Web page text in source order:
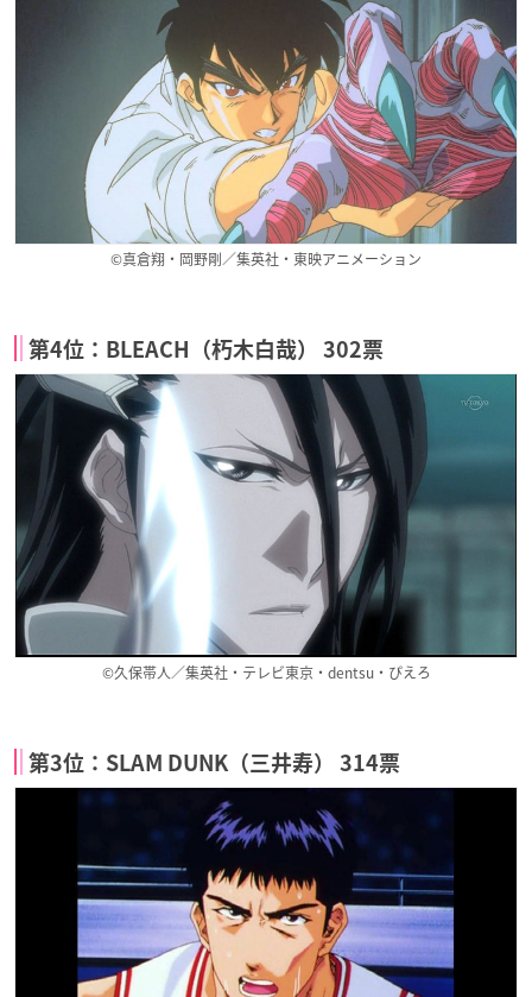
©真倉翔・岡野剛／集英社・東映アニメーション
第4位：BLEACH（朽木白哉） 302票
©久保帯人／集英社・テレビ東京・dentsu・ぴえろ
第3位：SLAM DUNK（三井寿） 314票